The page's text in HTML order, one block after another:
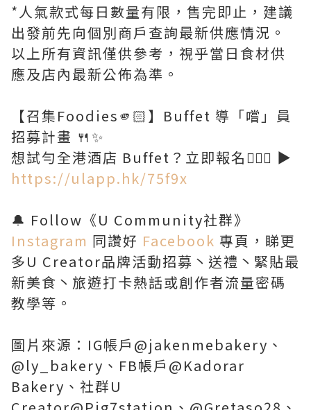
*人氣款式每日數量有限，售完即止，建議
出發前先向個別商戶查詢最新供應情況。
以上所有資訊僅供參考，視乎當日食材供
應及店內最新公佈為準。
【召集Foodies🫵🏻】Buffet 導「嚐」員
招募計畫 🍴✨
想試勻全港酒店 Buffet？立即報名🏃🏻‍♀️ ▶
https://ulapp.hk/75f9x
🔔 Follow《U Community社群》
Instagram 同讚好 Facebook 專頁，睇更
多U Creator品牌活動招募丶送禮丶緊貼最
新美食丶旅遊打卡熱話或創作者流量密碼
教學等。
圖片來源：IG帳戶@jakenmebakery、
@ly_bakery、FB帳戶@Kadorar
Bakery、社群U